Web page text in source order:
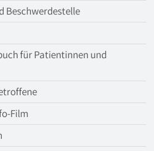
Beschwerdestelle
für Patientinnen und
Film